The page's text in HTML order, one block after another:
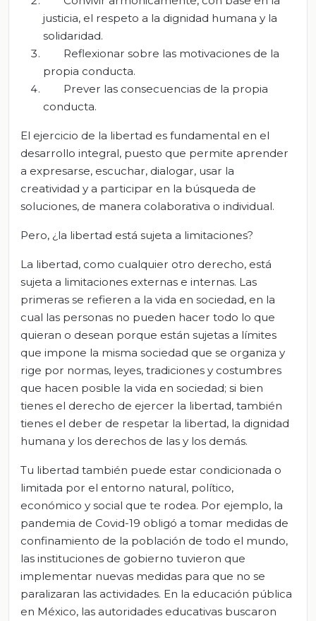
justicia, el respeto a la dignidad humana y la
solidaridad.
Reflexionar sobre las motivaciones de la
propia conducta.
Prever las consecuencias de la propia
conducta.
El ejercicio de la libertad es fundamental en el
desarrollo integral, puesto que permite aprender
a expresarse, escuchar, dialogar, usar la
creatividad y a participar en la búsqueda de
soluciones, de manera colaborativa o individual.
Pero, ¿la libertad está sujeta a limitaciones?
La libertad, como cualquier otro derecho, está
sujeta a limitaciones externas e internas. Las
primeras se refieren a la vida en sociedad, en la
cual las personas no pueden hacer todo lo que
quieran o desean porque están sujetas a límites
que impone la misma sociedad que se organiza y
rige por normas, leyes, tradiciones y costumbres
que hacen posible la vida en sociedad; si bien
tienes el derecho de ejercer la libertad, también
tienes el deber de respetar la libertad, la dignidad
humana y los derechos de las y los demás.
Tu libertad también puede estar condicionada o
limitada por el entorno natural, político,
económico y social que te rodea. Por ejemplo, la
pandemia de Covid-19 obligó a tomar medidas de
confinamiento de la población de todo el mundo,
las instituciones de gobierno tuvieron que
implementar nuevas medidas para que no se
paralizaran las actividades. En la educación pública
en México, las autoridades educativas buscaron